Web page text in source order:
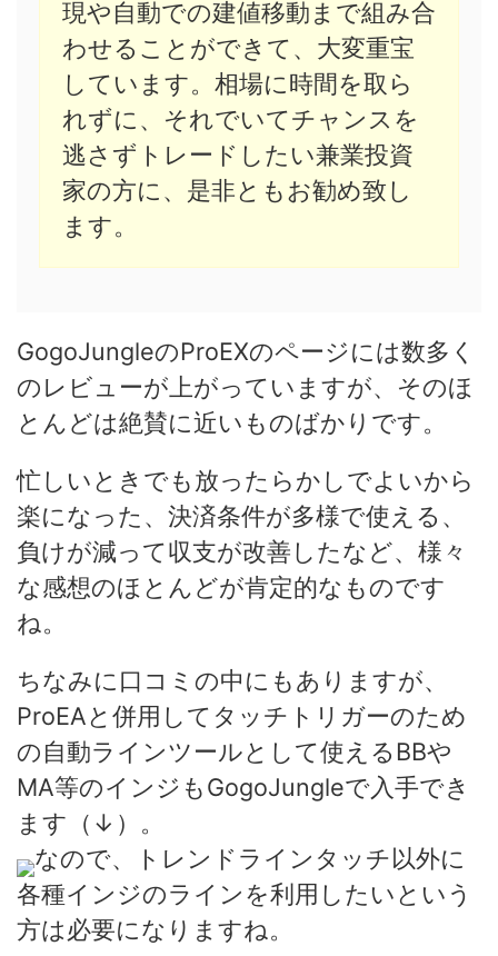
現や自動での建値移動まで組み合
わせることができて、大変重宝
しています。相場に時間を取ら
れずに、それでいてチャンスを
逃さずトレードしたい兼業投資
家の方に、是非ともお勧め致し
ます。
GogoJungleのProEXのページには数多く
のレビューが上がっていますが、そのほ
とんどは絶賛に近いものばかりです。
忙しいときでも放ったらかしでよいから
楽になった、決済条件が多様で使える、
負けが減って収支が改善したなど、様々
な感想のほとんどが肯定的なものです
ね。
ちなみに口コミの中にもありますが、
ProEAと併用してタッチトリガーのため
の自動ラインツールとして使えるBBや
MA等のインジもGogoJungleで入手でき
ます（↓）。
なので、トレンドラインタッチ以外に
各種インジのラインを利用したいという
方は必要になりますね。